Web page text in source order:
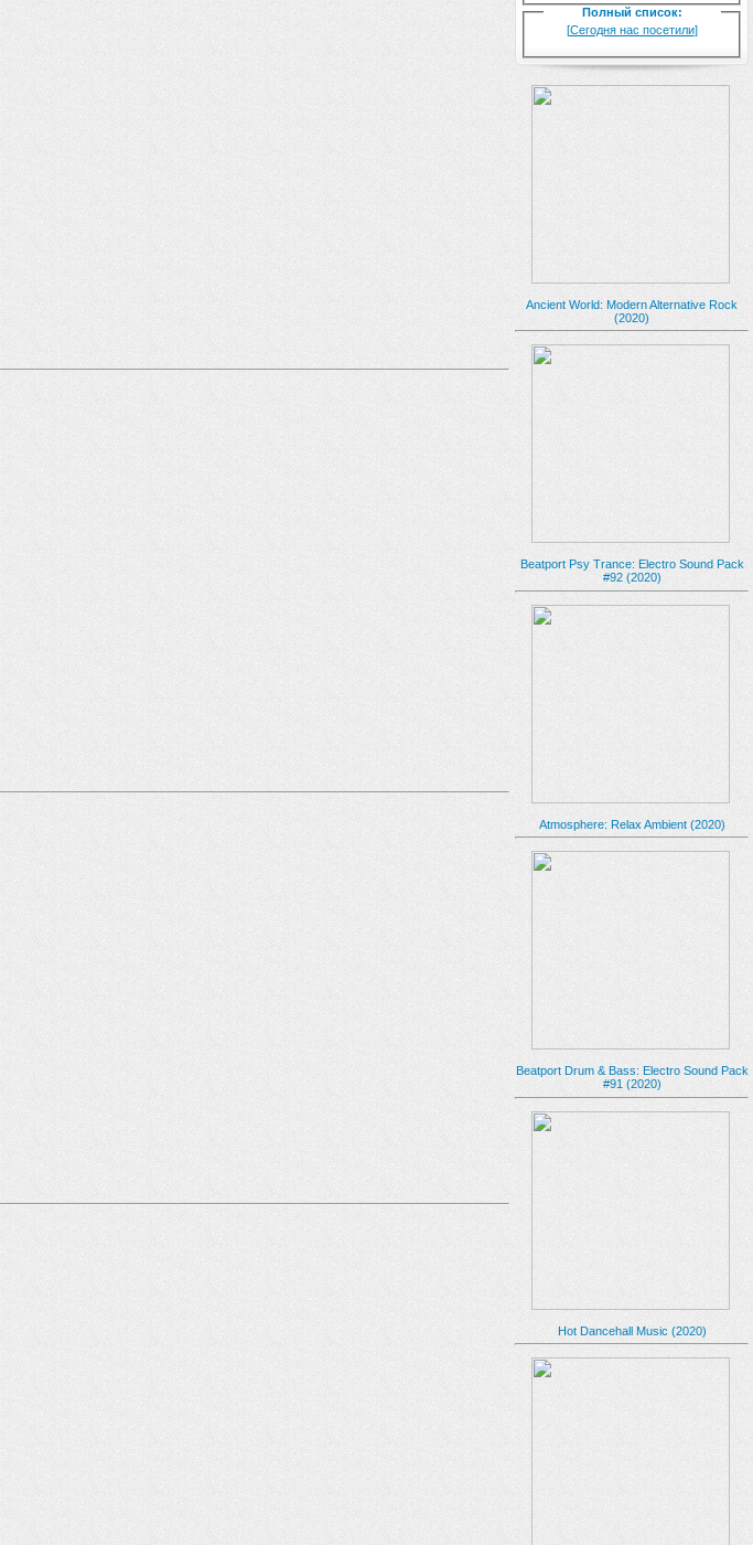
Полный список:
[Сегодня нас посетили]
Ancient World: Modern Alternative Rock
(2020)
Beatport Psy Trance: Electro Sound Pack
#92 (2020)
Atmosphere: Relax Ambient (2020)
Beatport Drum & Bass: Electro Sound Pack
#91 (2020)
Hot Dancehall Music (2020)